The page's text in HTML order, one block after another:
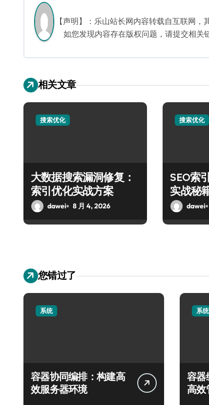
航
【声明】：乐山站长网内容转载自互联网
如您发现内容存在版权问题，请提交相关
相关文章
搜索优化
大数据搜索漏洞修复：
索引优化实战方案
dawei 8 月 4, 2026
搜索优化
SEO索
实战秘
dawei
您错过了
系统
容器协同编排：构建高
效服务器环境
系统
容器
高效